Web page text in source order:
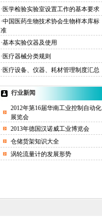
·医学检验实验室设置工作的基本要求
·中国医药生物技术协会生物样本库标
准
·基本实验仪器及使用
·医疗器械分类规则
·医疗设备、仪器、耗材管理制度汇总
行业新闻
2012年第16届华南工业控制自动化
展览会
2013年德国汉诺威工业博览会
仓储货架知识大全
涡轮流量计的发展形势